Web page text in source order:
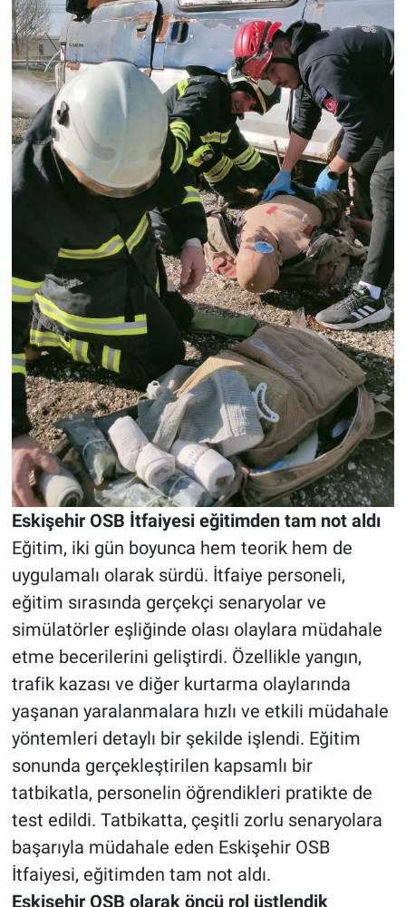
Eskişehir OSB İtfaiyesi eğitimden tam not aldı
Eğitim, iki gün boyunca hem teorik hem de
uygulamalı olarak sürdü. İtfaiye personeli,
eğitim sırasında gerçekçi senaryolar ve
simülatörler eşliğinde olası olaylara müdahale
etme becerilerini geliştirdi. Özellikle yangın,
trafik kazası ve diğer kurtarma olaylarında
yaşanan yaralanmalara hızlı ve etkili müdahale
yöntemleri detaylı bir şekilde işlendi. Eğitim
sonunda gerçekleştirilen kapsamlı bir
tatbikatla, personelin öğrendikleri pratikte de
test edildi. Tatbikatta, çeşitli zorlu senaryolara
başarıyla müdahale eden Eskişehir OSB
İtfaiyesi, eğitimden tam not aldı.
Eskişehir OSB olarak öncü rol üstlendik